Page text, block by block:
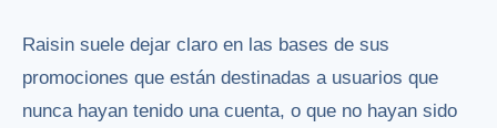
Raisin suele dejar claro en las bases de sus
promociones que están destinadas a usuarios que
nunca hayan tenido una cuenta, o que no hayan sido